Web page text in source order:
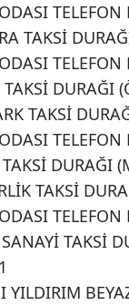
TAKSİ
TAKSİ DURAĞI
TAKSİ
TAKSİ DURAĞI
TAKSİ
TAKSİ
YILDIRIM